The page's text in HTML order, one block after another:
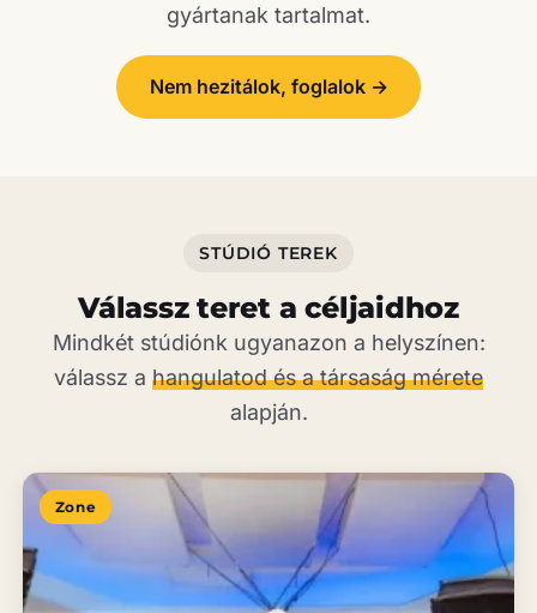
gyártanak tartalmat.
Nem hezitálok, foglalok →
STÚDIÓ TEREK
Válassz teret a céljaidhoz
Mindkét stúdiónk ugyanazon a helyszínen:
válassz a hangulatod és a társaság mérete
alapján.
Zone